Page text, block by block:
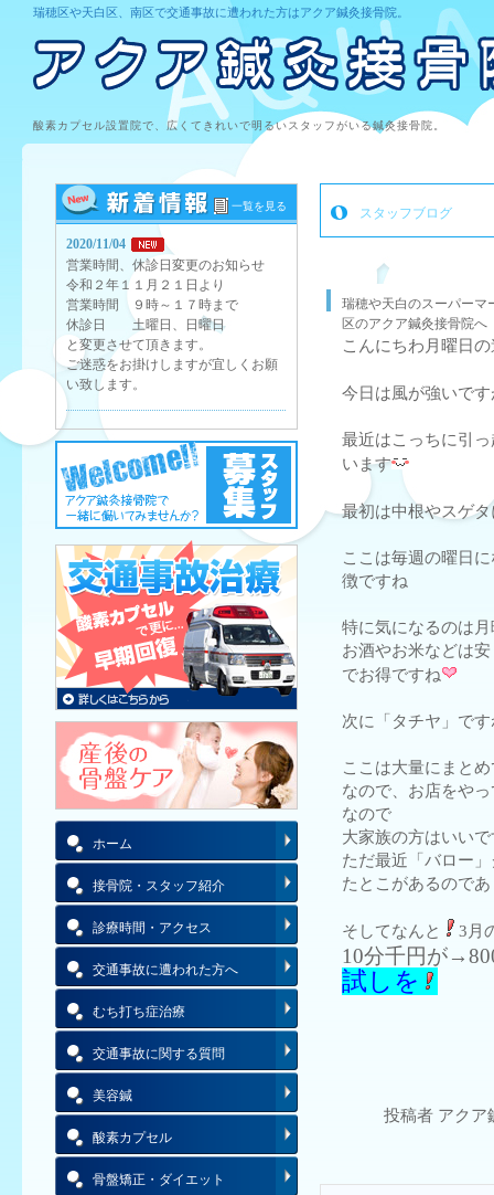
瑞穂区や天白区、南区で交通事故に遭われた方はアクア鍼灸接骨院。
酸素カプセル設置院で、広くてきれいで明るいスタッフがいる鍼灸接骨院。
スタッフブログ
瑞穂や天白のスーパー
区のアクア鍼灸接骨院へ
こんにちわ月曜日
今日は風が強いで
最近はこっちに引
います
最初は中根やスゲ
ここは毎週の曜日
徴ですね
特に気になるのは
お酒やお米などは
でお得ですね
次に「タチヤ」です
ここは大量にまと
なので、お店をや
なので
大家族の方はいい
ただ最近「バロー
たとこがあるので
そしてなんと 3月
10分千円が
試しを
投稿者 アクア
一覧を見る
2020/11/04
営業時間、休診日変更のお知らせ
令和２年１１月２１日より
営業時間 ９時～１７時まで
休診日 土曜日、日曜日
と変更させて頂きます。
ご迷惑をお掛けしますが宜しくお願
い致します。
ホーム
接骨院・スタッフ紹介
診療時間・アクセス
交通事故に遭われた方へ
むち打ち症治療
交通事故に関する質問
美容鍼
酸素カプセル
骨盤矯正・ダイエット